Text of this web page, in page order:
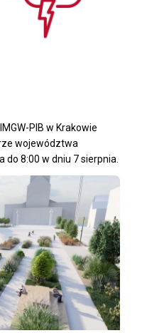
PIB w Krakowie
województwa
do 8:00 w dniu 7 sierpnia.